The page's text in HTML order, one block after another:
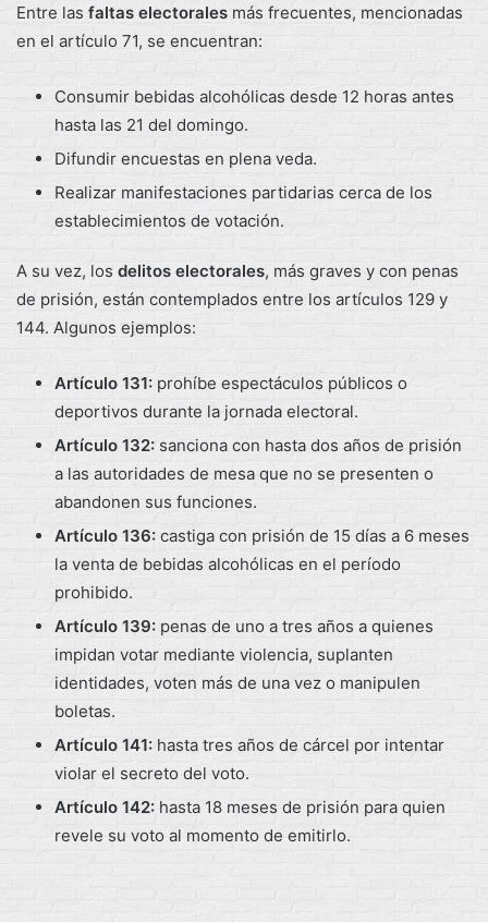
Entre las faltas electorales más frecuentes, mencionadas
en el artículo 71, se encuentran:
Consumir bebidas alcohólicas desde 12 horas antes
hasta las 21 del domingo.
Difundir encuestas en plena veda.
Realizar manifestaciones partidarias cerca de los
establecimientos de votación.
A su vez, los delitos electorales, más graves y con penas
de prisión, están contemplados entre los artículos 129 y
144. Algunos ejemplos:
Artículo 131: prohíbe espectáculos públicos o
deportivos durante la jornada electoral.
Artículo 132: sanciona con hasta dos años de prisión
a las autoridades de mesa que no se presenten o
abandonen sus funciones.
Artículo 136: castiga con prisión de 15 días a 6 meses
la venta de bebidas alcohólicas en el período
prohibido.
Artículo 139: penas de uno a tres años a quienes
impidan votar mediante violencia, suplanten
identidades, voten más de una vez o manipulen
boletas.
Artículo 141: hasta tres años de cárcel por intentar
violar el secreto del voto.
Artículo 142: hasta 18 meses de prisión para quien
revele su voto al momento de emitirlo.